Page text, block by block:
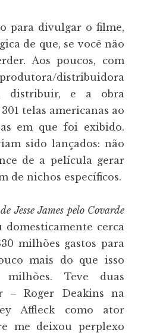
para divulgar o filme,
de que, se você não
Aos poucos, com
distribuidora
distribuir, e a obra
telas americanas ao
em que foi exibido.
sido lançados: não
de a película gerar
de nichos específicos.
Jesse James pelo Covarde
domesticamente cerca
milhões gastos para
mais do que isso
Teve duas
– Roger Deakins na
Affleck como ator
me deixou perplexo